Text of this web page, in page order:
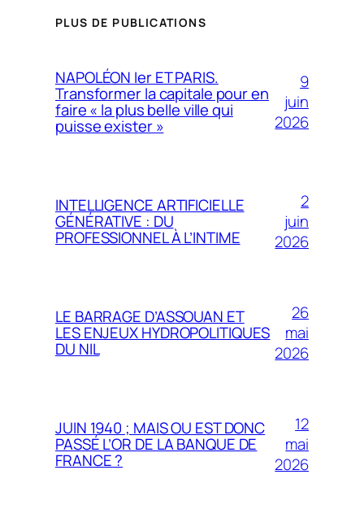
PLUS DE PUBLICATIONS
NAPOLÉON Ier ET PARIS.
Transformer la capitale pour en
faire « la plus belle ville qui
puisse exister »
9
juin
2026
INTELLIGENCE ARTIFICIELLE
GÉNÉRATIVE : DU
PROFESSIONNEL À L’INTIME
2
juin
2026
LE BARRAGE D’ASSOUAN ET
LES ENJEUX HYDROPOLITIQUES
DU NIL
26
mai
2026
JUIN 1940 ; MAIS OU EST DONC
PASSÉ L’OR DE LA BANQUE DE
FRANCE ?
12
mai
2026